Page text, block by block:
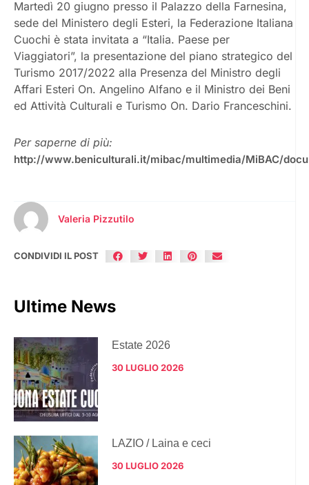
Martedì 20 giugno presso il Palazzo della Farnesina,
sede del Ministero degli Esteri, la Federazione Italiana
Cuochi è stata invitata a “Italia. Paese per
Viaggiatori”, la presentazione del piano strategico del
Turismo 2017/2022 alla Presenza del Ministro degli
Affari Esteri On. Angelino Alfano e il Ministro dei Beni
ed Attività Culturali e Turismo On. Dario Franceschini.
Per saperne di più:
http://www.beniculturali.it/mibac/multimedia/MiBAC/
Valeria Pizzutilo
CONDIVIDI IL POST
Ultime News
Estate 2026
30 LUGLIO 2026
LAZIO / Laina e ceci
30 LUGLIO 2026